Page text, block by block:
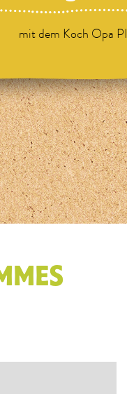
mit dem Koch Opa